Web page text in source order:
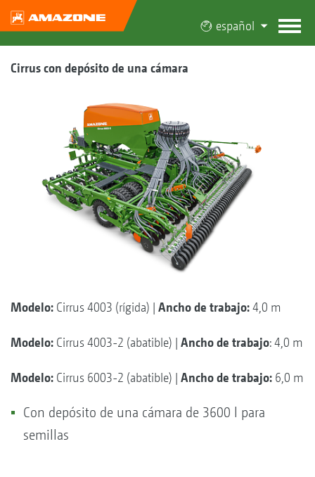
español
Cirrus con depósito de una cámara
Modelo: Cirrus 4003 (rígida) | Ancho de trabajo:4,0 m
Modelo: Cirrus 4003-2 (abatible) | Ancho de trabajo: 4,0 m
Modelo: Cirrus 6003-2 (abatible) | Ancho de trabajo: 6,0 m
Con depósito de una cámara de 3600 l para
semillas